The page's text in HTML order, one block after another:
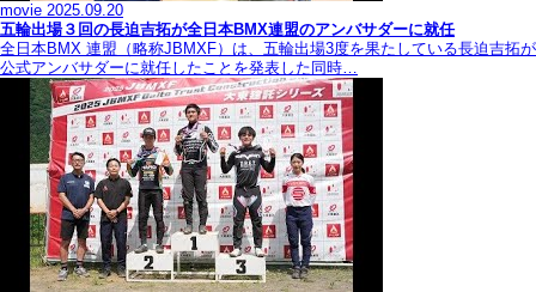
movie 2025.09.20
五輪出場３回の長迫吉拓が全日本BMX連盟のアンバサダーに就任
全日本BMX 連盟（略称JBMXF）は、五輪出場3度を果たしている長迫吉拓が
公式アンバサダーに就任したことを発表した同時…